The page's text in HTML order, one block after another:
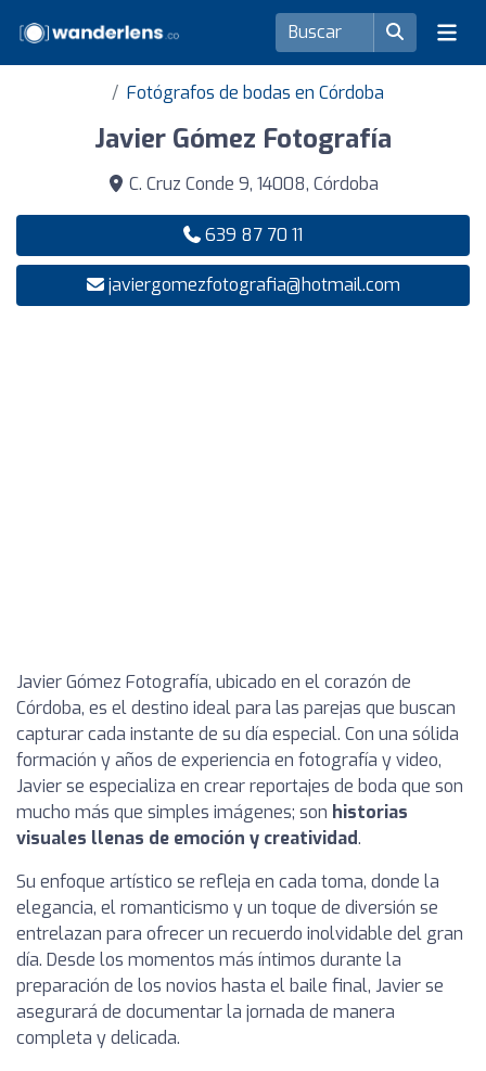
Fotógrafos de bodas en Córdoba
Javier Gómez Fotografía
C. Cruz Conde 9, 14008, Córdoba
639 87 70 11
javiergomezfotografia@hotmail.com
Javier Gómez Fotografía, ubicado en el corazón de
Córdoba, es el destino ideal para las parejas que buscan
capturar cada instante de su día especial. Con una sólida
formación y años de experiencia en fotografía y video,
Javier se especializa en crear reportajes de boda que son
mucho más que simples imágenes; son historias
visuales llenas de emoción y creatividad.
Su enfoque artístico se refleja en cada toma, donde la
elegancia, el romanticismo y un toque de diversión se
entrelazan para ofrecer un recuerdo inolvidable del gran
día. Desde los momentos más íntimos durante la
preparación de los novios hasta el baile final, Javier se
asegurará de documentar la jornada de manera
completa y delicada.